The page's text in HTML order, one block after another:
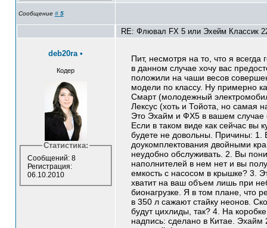
Сообщение # 5
RE: Флювал FX 5 или Эхейм Классик
deb20ra •
Кодер
Статистика:
Сообщений: 8
Регистрация:
06.10.2010
Пит, несмотря на то, что я всегда
в данном случае хочу вас
положили на чаши весов
модели по классу. Ну примерно
Смарт (молодежный
Лексус (хоть и Тойота, но самая
Это Эхайм и ФХ5 в вашем случае
Если в таком виде как сейчас вы
будете не довольны. Причины: 1.
доукомплектования двойными
неудобно обслуживать. 2. Вы
наполнителей в нем нет и вы
емкость с насосом в крышке? 3.
хватит на ваш объем лишь при
бионагрузке. Я в том плане, что
в 350 л сажают стайку неонов.
будут цихлиды, так? 4. На
надпись: сделано в Китае. Эхайм